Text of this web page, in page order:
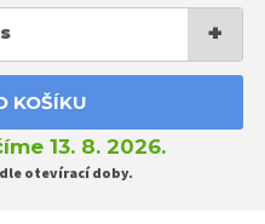
+
KOŠÍKU
13. 8. 2026.
otevírací doby.